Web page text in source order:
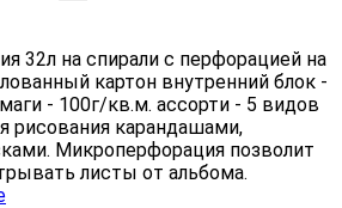
32л на спирали с перфорацией на
картон внутренний блок -
- 100г/кв.м. ассорти - 5 видов
рисования карандашами,
Микроперфорация позволит
листы от альбома.